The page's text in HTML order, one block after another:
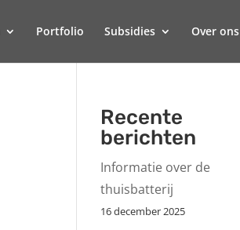
Portfolio Subsidies Over ons
Recente
berichten
Informatie over de
thuisbatterij
16 december 2025